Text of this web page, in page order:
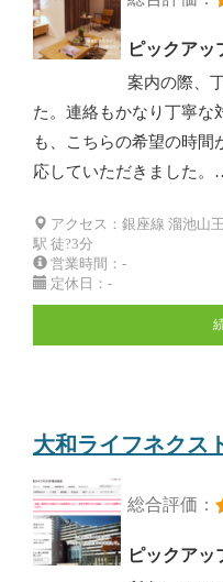
ピックアッ
案内の際、
た。連絡もかなり丁寧な
も、こちらの希望の時間
応していただきました。
アクセス：銀座線 溜池山
駅 徒?3分
営業時間：-
定休日：-
大和ライフネクス
総合評価：
ピックアッ